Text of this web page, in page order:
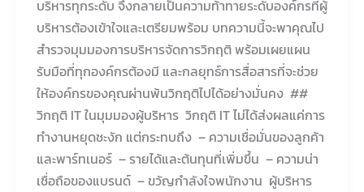
บริหารทุกระดับ จึงกลายเป็นความท้าทายระดับองค์กรที่ผู้
บริหารต้องเข้าใจและเตรียมพร้อม บทความนี้จะพาคุณไป
สำรวจมุมมองการบริหารจัดการวิกฤติ พร้อมเผยแผน
รับมือที่ทุกองค์กรต้องมี และกลยุทธ์การสื่อสารที่จะช่วย
ให้องค์กรของคุณผ่านพ้นวิกฤติไปได้อย่างมั่นคง ##
วิกฤติ IT ในมุมมองผู้บริหาร วิกฤติ IT ไม่ได้ส่งผลแค่การ
ทำงานหยุดชะงัก แต่กระทบถึง – ความเชื่อมั่นของลูกค้า
และพาร์ทเนอร์ – รายได้และต้นทุนที่เพิ่มขึ้น – ความน่า
เชื่อถือของแบรนด์ – ขวัญกำลังใจพนักงาน ผู้บริหาร